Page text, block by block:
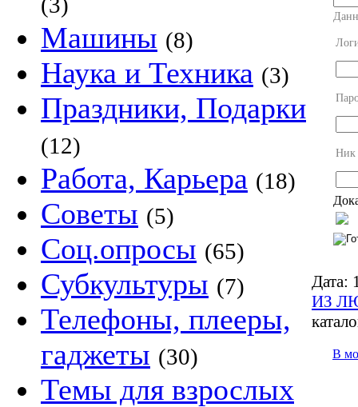
Машины (8)
Наука и Техника (3)
Праздники, Подарки
(12)
Работа, Карьера (18)
Советы (5)
Соц.опросы (65)
Субкультуры (7)
Телефоны, плееры,
гаджеты (30)
Темы для взрослых
Ник
Дата:
ИЗ
В